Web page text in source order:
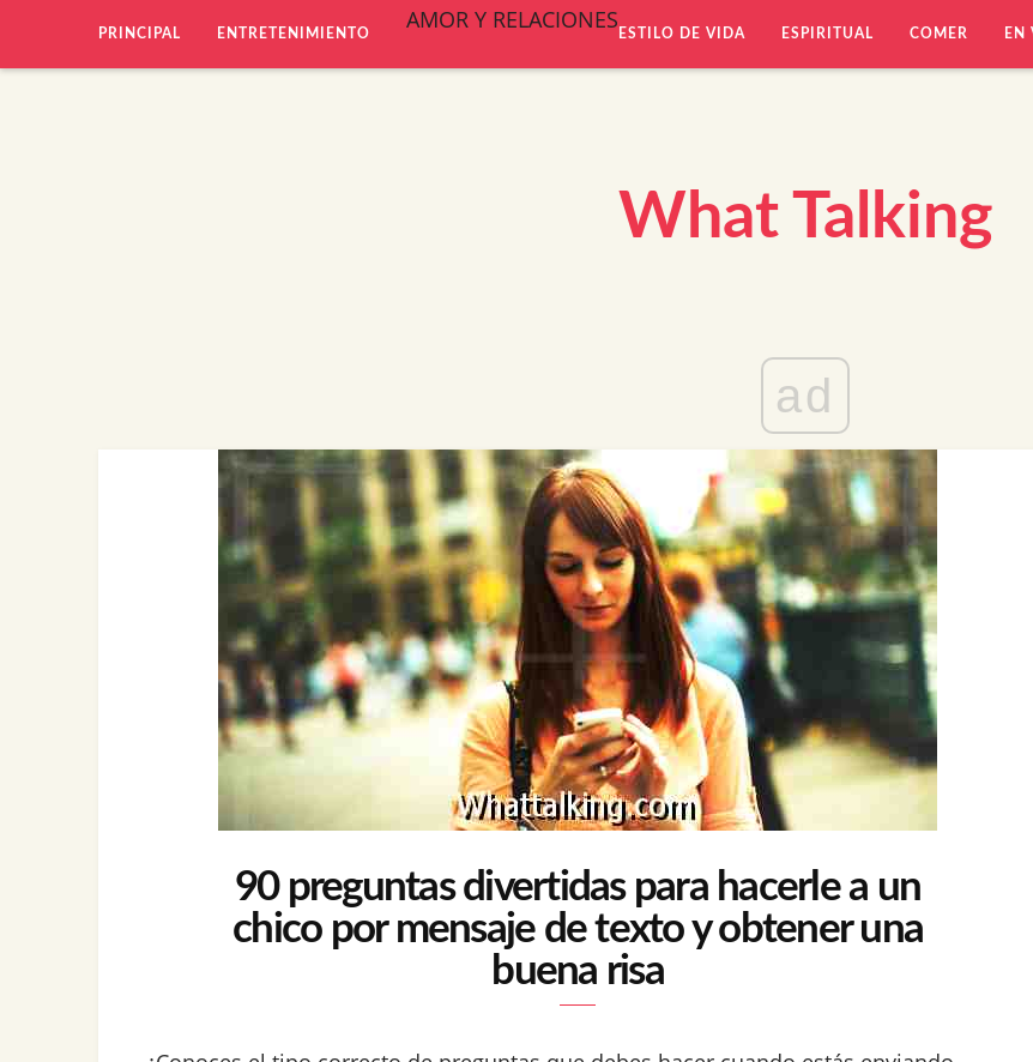
PRINCIPAL ENTRETENIMIENTO AMOR Y RELACIONES ESTILO DE VIDA ESPIRITUAL COMER EN
What Talking
ad
90 preguntas divertidas para hacerle a un
chico por mensaje de texto y obtener una
buena risa